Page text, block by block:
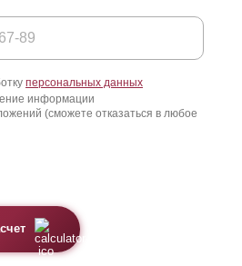
персональных данных
информации
(сможете отказаться в любое